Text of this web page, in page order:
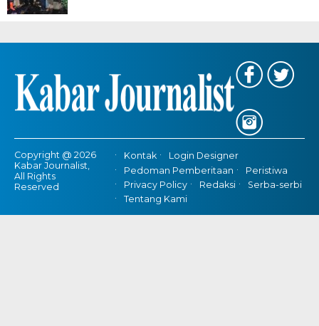
Copyright @ 2026
Kabar Journalist,
All Rights
Reserved
Kontak
Login Designer
Pedoman Pemberitaan
Peristiwa
Privacy Policy
Redaksi
Serba-serbi
Tentang Kami